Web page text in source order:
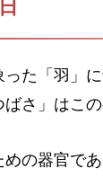
った「羽」
さ」はこ
の器官で